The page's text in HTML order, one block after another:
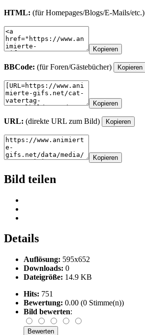
HTML: (für Homepages/Blogs/E-Mails/etc.)
Kopieren
BBCode: (für Foren/Gästebücher) Kopieren
Kopieren
URL: (direkte URL zum Bild) Kopieren
Kopieren
Bild teilen
Details
Auflösung: 595x652
Downloads: 0
Dateigröße: 14.9 KB
Hits: 751
Bewertung: 0.00 (0 Stimme(n))
Bild bewerten: